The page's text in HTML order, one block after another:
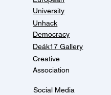
University
Unhack
Democracy
Deák17 Gallery
Creative
Association
Social Media